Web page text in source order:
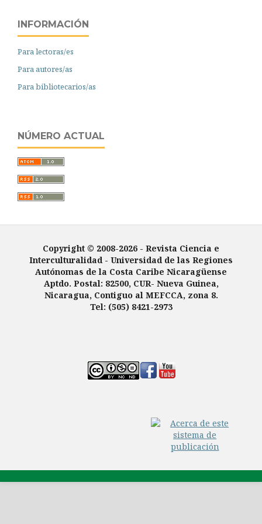
INFORMACIÓN
Para lectoras/es
Para autores/as
Para bibliotecarios/as
NÚMERO ACTUAL
Copyright © 2008-2026 - Revista Ciencia e
Interculturalidad - Universidad de las Regiones
Autónomas de la Costa Caribe Nicaragüense
Aptdo. Postal: 82500, CUR- Nueva Guinea,
Nicaragua, Contiguo al MEFCCA, zona 8.
Tel: (505) 8421-2973